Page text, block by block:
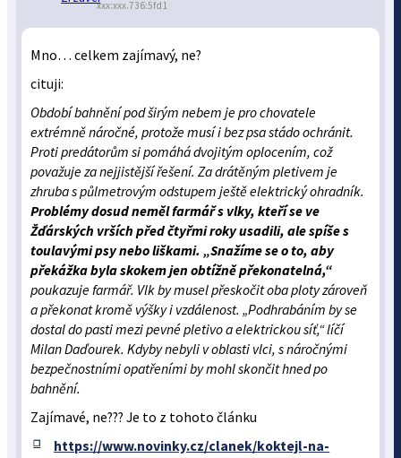
xxx:xxx.736:5fd1
Mno… celkem zajímavý, ne?
cituji:
Období bahnění pod širým nebem je pro chovatele
extrémně náročné, protože musí i bez psa stádo ochránit.
Proti predátorům si pomáhá dvojitým oplocením, což
považuje za nejjistější řešení. Za drátěným pletivem je
zhruba s půlmetrovým odstupem ještě elektrický ohradník.
Problémy dosud neměl farmář s vlky, kteří se ve
Žďárských vrších před čtyřmi roky usadili, ale spíše s
toulavými psy nebo liškami. „Snažíme se o to, aby
překážka byla skokem jen obtížně překonatelná,“
poukazuje farmář. Vlk by musel přeskočit oba ploty zároveň
a překonat kromě výšky i vzdálenost. „Podhrabáním by se
dostal do pasti mezi pevné pletivo a elektrickou síť,“ líčí
Milan Daďourek. Kdyby nebyli v oblasti vlci, s náročnými
bezpečnostními opatřeními by mohl skončit hned po
bahnění.
Zajímavé, ne??? Je to z tohoto článku
https://www.novinky.cz/clanek/koktejl-na-